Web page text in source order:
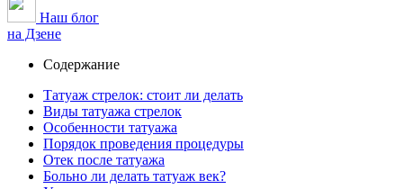
Наш блог
на Дзене
Содержание
Татуаж стрелок: стоит ли делать
Виды татуажа стрелок
Особенности татуажа
Порядок проведения процедуры
Отек после татуажа
Больно ли делать татуаж век?